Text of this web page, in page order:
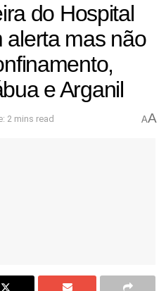
do Hospital
alerta mas não
e Arganil
2 mins read AA